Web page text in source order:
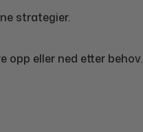
strategier.
opp eller ned etter behov.